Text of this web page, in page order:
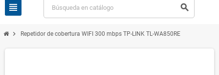
view_headline search
chevron_right Repetidor de cobertura WIFI 300 mbps TP-LINK TL-WA850RE